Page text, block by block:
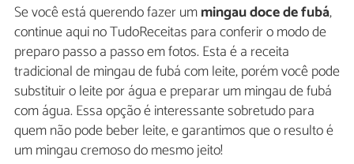
Se você está querendo fazer ummingau doce de fubá,
continue aqui no TudoReceitas para conferir o modo de
preparo passo a passo em fotos. Esta é a receita
tradicional de mingau de fubá com leite, porém você pode
substituir o leite por água e preparar um mingau de fubá
com água. Essa opção é interessante sobretudo para
quem não pode beber leite, e garantimos que o resulto é
um mingau cremoso do mesmo jeito!